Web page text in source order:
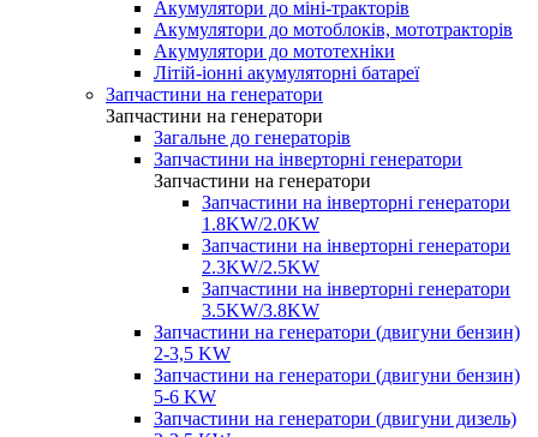
Акумулятори до міні-тракторів
Акумулятори до мотоблоків, мототракторів
Акумулятори до мототехніки
Літій-іонні акумуляторні батареї
Запчастини на генератори
Запчастини на генератори
Загальне до генераторів
Запчастини на інверторні генератори
Запчастини на генератори
Запчастини на інверторні генератори
1.8KW/2.0KW
Запчастини на інверторні генератори
2.3KW/2.5KW
Запчастини на інверторні генератори
3.5KW/3.8KW
Запчастини на генератори (двигуни бензин)
2-3,5 KW
Запчастини на генератори (двигуни бензин)
5-6 KW
Запчастини на генератори (двигуни дизель)